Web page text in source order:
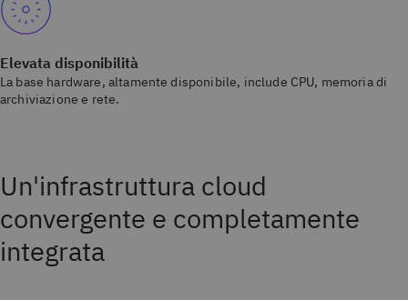
Elevata disponibilità
La base hardware, altamente disponibile, include CPU, memoria di
archiviazione e rete.
Un'infrastruttura cloud
convergente e completamente
integrata